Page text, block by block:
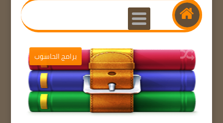
برامج الحاسوب